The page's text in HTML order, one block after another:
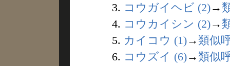
3. コウガイヘビ (2)→
4. コウカイシン (2)→
5. カイコウ (1)→ 類似
6. コウズイ (6)→ 類似